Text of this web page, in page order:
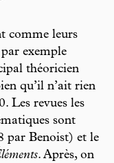
comme leurs
exemple
théoricien
qu’il n’ait rien
Les revues les
sont
par Benoist) et le
. Après, on